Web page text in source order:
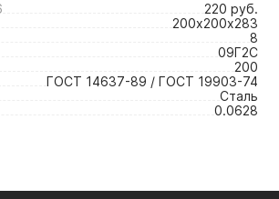
220 руб.
200х200х283
8
09Г2С
200
ГОСТ 14637-89 / ГОСТ 19903-74
Сталь
0.0628